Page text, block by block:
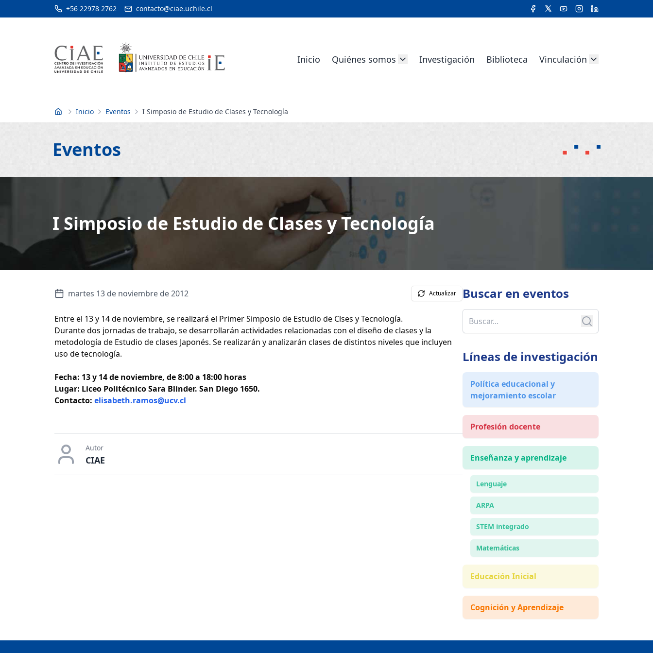
+56 22978 2762 contacto@ciae.uchile.cl
Inicio Quiénes somos Investigación Biblioteca Vinculación
Inicio Inicio Eventos I Simposio de Estudio de Clases y Tecnología
Eventos
I Simposio de Estudio de Clases y Tecnología
martes 13 de noviembre de 2012 Actualizar
Entre el 13 y 14 de noviembre, se realizará el Primer Simposio de Estudio de Clses y Tecnología.
Durante dos jornadas de trabajo, se desarrollarán actividades relacionadas con el diseño de clases y la
metodología de Estudio de clases Japonés. Se realizarán y analizarán clases de distintos niveles que incluyen
uso de tecnología.
Fecha: 13 y 14 de noviembre, de 8:00 a 18:00 horas
Lugar: Liceo Politécnico Sara Blinder. San Diego 1650.
Contacto: elisabeth.ramos@ucv.cl
Autor
CIAE
Buscar en eventos
Líneas de investigación
Política educacional y
mejoramiento escolar
Profesión docente
Enseñanza y aprendizaje
Lenguaje
ARPA
STEM integrado
Matemáticas
Educación Inicial
Cognición y Aprendizaje